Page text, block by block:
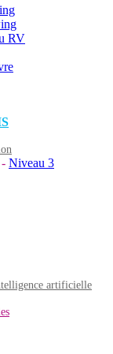
RV
- Niveau 3
artificielle